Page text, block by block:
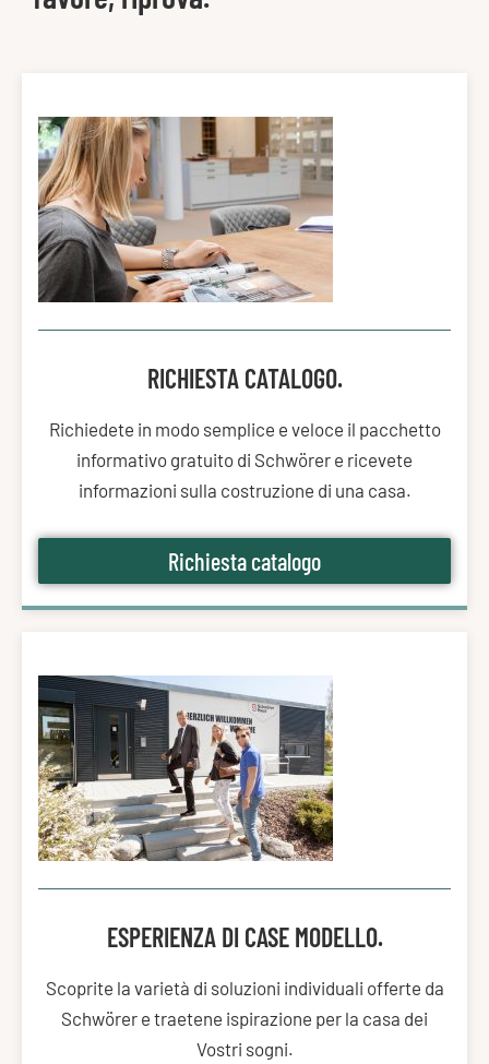
RICHIESTA CATALOGO.
Richiedete in modo semplice e veloce il pacchetto
informativo gratuito di Schwörer e ricevete
informazioni sulla costruzione di una casa.
Richiesta catalogo
ESPERIENZA DI CASE MODELLO.
Scoprite la varietà di soluzioni individuali offerte da
Schwörer e traetene ispirazione per la casa dei
Vostri sogni.